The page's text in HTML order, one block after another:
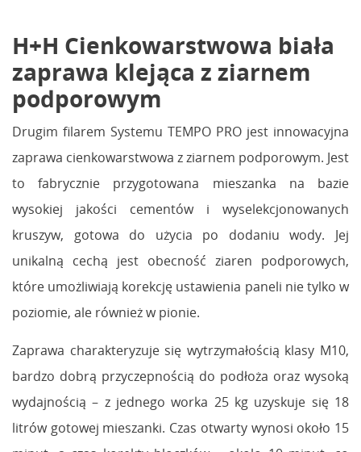
H+H Cienkowarstwowa biała
zaprawa klejąca z ziarnem
podporowym
Drugim filarem Systemu TEMPO PRO jest innowacyjna
zaprawa cienkowarstwowa z ziarnem podporowym. Jest
to fabrycznie przygotowana mieszanka na bazie
wysokiej jakości cementów i wyselekcjonowanych
kruszyw, gotowa do użycia po dodaniu wody. Jej
unikalną cechą jest obecność ziaren podporowych,
które umożliwiają korekcję ustawienia paneli nie tylko w
poziomie, ale również w pionie.
Zaprawa charakteryzuje się wytrzymałością klasy M10,
bardzo dobrą przyczepnością do podłoża oraz wysoką
wydajnością – z jednego worka 25 kg uzyskuje się 18
litrów gotowej mieszanki. Czas otwarty wynosi około 15